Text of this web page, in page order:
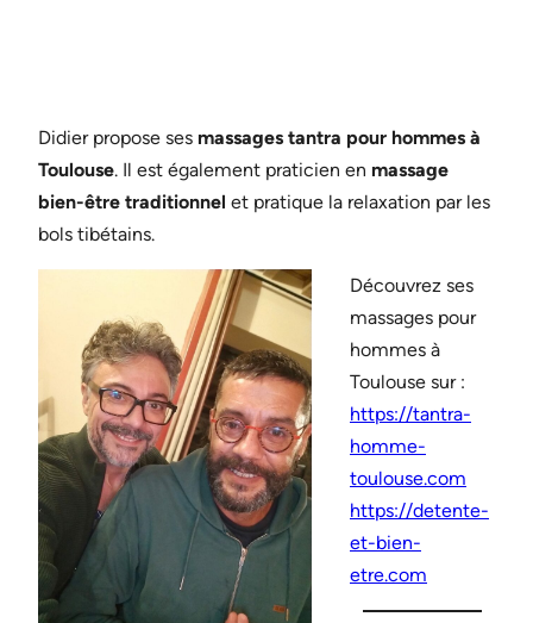
Didier propose ses massages tantra pour hommes à
Toulouse. Il est également praticien en massage
bien-être traditionnel et pratique la relaxation par les
bols tibétains.
Découvrez ses
massages pour
hommes à
Toulouse sur :
https://tantra-
homme-
toulouse.com
https://detente-
et-bien-
etre.com